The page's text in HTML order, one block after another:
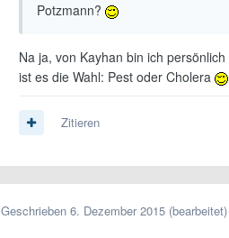
Potzmann?
Na ja, von Kayhan bin ich
ist es die Wahl: Pest oder Cholera
Zitieren
Geschrieben 6. Dezember 2015 (bearbeitet)